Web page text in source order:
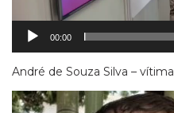
00:00
André de Souza Silva – vítima